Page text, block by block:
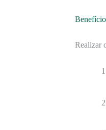
Realizar